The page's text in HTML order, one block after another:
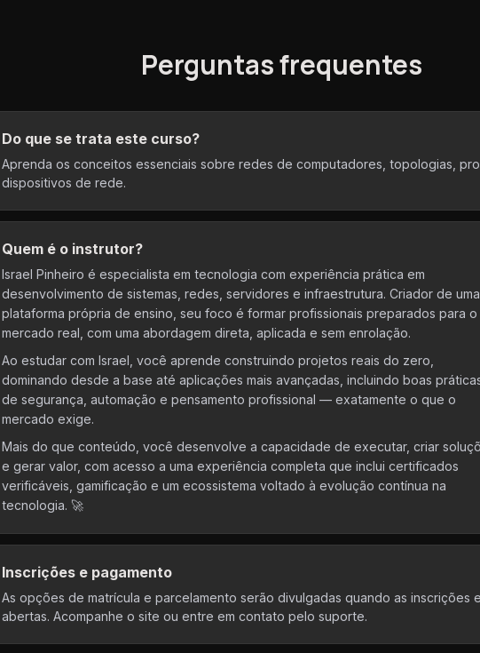
Perguntas frequentes
Do que se trata este curso?
Aprenda os conceitos essenciais sobre redes de computadores, topologias,
dispositivos de rede.
Quem é o instrutor?
Israel Pinheiro é especialista em tecnologia com experiência prática em
desenvolvimento de sistemas, redes, servidores e infraestrutura. Criador de uma
plataforma própria de ensino, seu foco é formar profissionais preparados para o
mercado real, com uma abordagem direta, aplicada e sem enrolação.
Ao estudar com Israel, você aprende construindo projetos reais do zero,
dominando desde a base até aplicações mais avançadas, incluindo boas
de segurança, automação e pensamento profissional — exatamente o que o
mercado exige.
Mais do que conteúdo, você desenvolve a capacidade de executar, criar
e gerar valor, com acesso a uma experiência completa que inclui certificados
verificáveis, gamificação e um ecossistema voltado à evolução contínua na
tecnologia. 🚀
Inscrições e pagamento
As opções de matrícula e parcelamento serão divulgadas quando as inscrições
abertas. Acompanhe o site ou entre em contato pelo suporte.